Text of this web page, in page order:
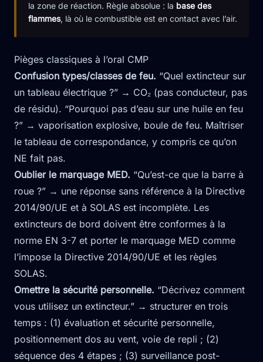
la zone de réaction. Règle absolue : la base des
flammes, là où le combustible est en contact avec l’air.
Pièges classiques à l’oral CMP
Confusion types/classes de feu. “Quel extincteur sur
un tableau électrique ?” → CO₂ (pas conducteur, pas
de résidu). “Pourquoi pas d’eau sur une huile en feu
?” → vaporisation explosive, boule de feu. Maîtriser
le tableau de correspondance, y compris ce qu’on
NE fait pas.
Oublier le marquage MED. “Qu’est-ce que la barre à
roue ?” → une réponse sans référence à la Directive
2014/90/UE et à SOLAS est incomplète. Les
extincteurs de bord doivent être conformes à la
norme EN 3-7 et porter le marquage MED comme
l’impose la Directive 2014/90/UE et les règles
SOLAS.
Omettre la sécurité personnelle. “Décrivez comment
vous utilisez un extincteur.” → structurer en trois
temps : (1) évaluation et sécurité personnelle,
positionnement dos au vent, voie de repli ; (2)
séquence des 4 étapes ; (3) surveillance post-